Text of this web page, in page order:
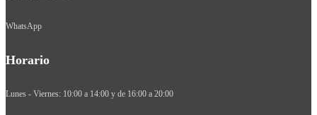
WhatsApp
Horario
Lunes - Viernes: 10:00 a 14:00 y de 16:00 a 20:00